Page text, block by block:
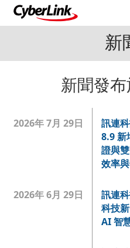
新
新聞發
2026年 7月 29日
訊連
8.9 新
證與
效率
2026年 6月 29日
訊連
科技
AI 智